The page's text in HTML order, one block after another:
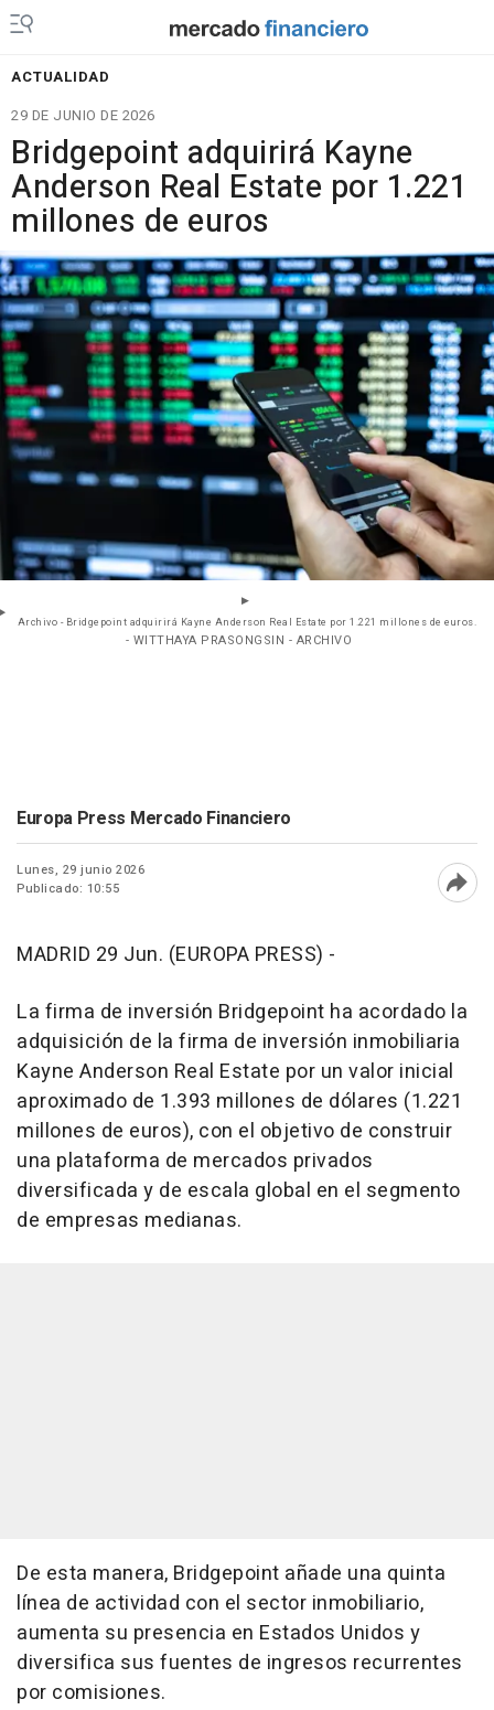
ACTUALIDAD
29 DE JUNIO DE 2026
Bridgepoint adquirirá Kayne
Anderson Real Estate por 1.221
millones de euros
Archivo - Bridgepoint adquirirá Kayne Anderson Real Estate por 1.221 millones de euros.
- WITTHAYA PRASONGSIN - ARCHIVO
Europa Press Mercado Financiero
Lunes, 29 junio 2026
Publicado: 10:55
MADRID 29 Jun. (EUROPA PRESS) -
La firma de inversión Bridgepoint ha acordado la
adquisición de la firma de inversión inmobiliaria
Kayne Anderson Real Estate por un valor inicial
aproximado de 1.393 millones de dólares (1.221
millones de euros), con el objetivo de construir
una plataforma de mercados privados
diversificada y de escala global en el segmento
de empresas medianas.
De esta manera, Bridgepoint añade una quinta
línea de actividad con el sector inmobiliario,
aumenta su presencia en Estados Unidos y
diversifica sus fuentes de ingresos recurrentes
por comisiones.